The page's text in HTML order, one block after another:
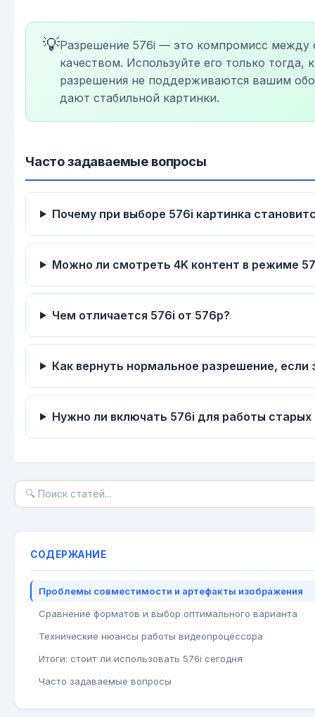
💡Разрешение 576i — это компромисс между
качеством. Используйте его только тогда,
разрешения не поддерживаются вашим
дают стабильной картинки.
Часто задаваемые вопросы
Почему при выборе 576i картинка
Можно ли смотреть 4K контент в режиме
Чем отличается 576i от 576p?
Как вернуть нормальное разрешение, если
Нужно ли включать 576i для работы старых
СОДЕРЖАНИЕ
Проблемы совместимости и артефакты изображения
Сравнение форматов и выбор оптимального варианта
Технические нюансы работы видеопроцессора
Итоги: стоит ли использовать 576i сегодня
Часто задаваемые вопросы